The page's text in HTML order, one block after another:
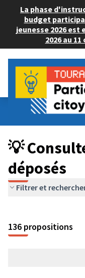
La phase
budget
jeunesse 2026 est
2026 au
Budget Participatif
💡 Consulter les
💡
déposés
Filtrer et
136 propositions